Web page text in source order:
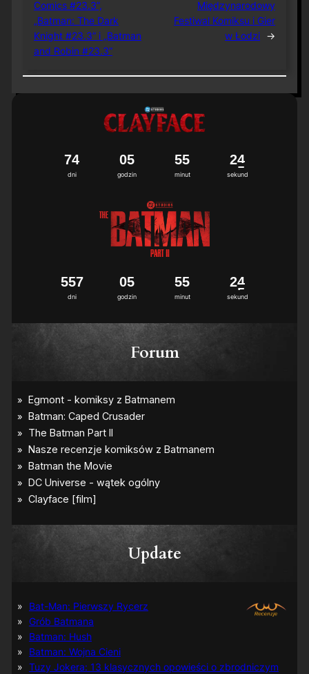
Comics #23.3”,
„Batman: The Dark
Knight #23.3” i „Batman
and Robin #23.3”
Międzynarodowy
Festiwal Komiksu i Gier
w Łodzi →
dni
74
godzin
05
minut
55
sekund
24
dni
557
godzin
05
minut
55
sekund
24
Forum
Update
Bat-Man: Pierwszy Rycerz
Grób Batmana
Batman: Hush
Batman: Wojna Cieni
Tuzy Jokera: 13 klasycznych opowieści o zbrodniczym